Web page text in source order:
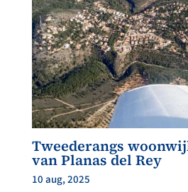
Tweederangs
van Planas del Rey
10 aug, 2025